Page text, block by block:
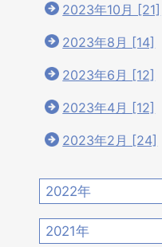
2023年10月 [21]
2023年8月 [14]
2023年6月 [12]
2023年4月 [12]
2023年2月 [24]
2022年
2022年12月 [15]
2021年